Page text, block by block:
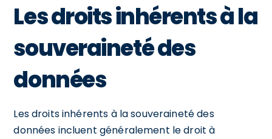
Les droits inhérents à la
souveraineté des
données
Les droits inhérents à la souveraineté des
données incluent généralement le droit à